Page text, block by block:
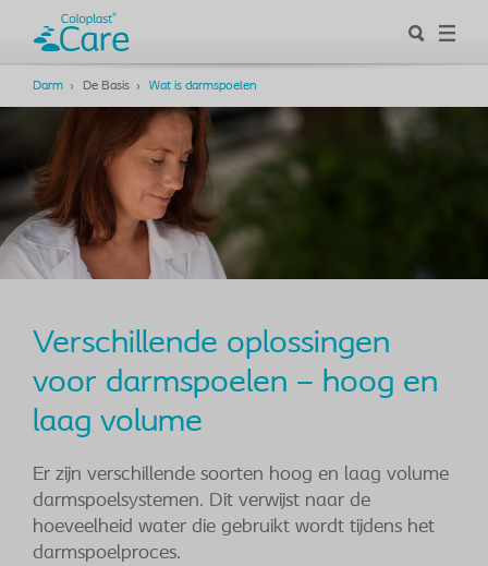
Darm De Basis Wat is darmspoelen
Verschillende oplossingen
voor darmspoelen – hoog en
laag volume
Er zijn verschillende soorten hoog en laag volume
darmspoelsystemen. Dit verwijst naar de
hoeveelheid water die gebruikt wordt tijdens het
darmspoelproces.